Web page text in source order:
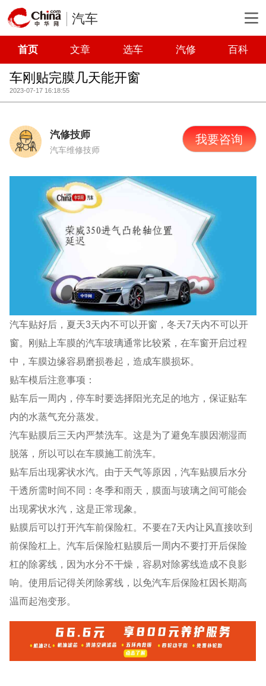
汽车
首页 文章 选车 汽修 百科
车刚贴完膜几天能开窗
2023-07-17 16:18:55
汽修技师
汽车维修技师
我要咨询
汽车贴好后，夏天3天内不可以开窗，冬天7天内不可以开
窗。刚贴上车膜的汽车玻璃通常比较紧，在车窗开启过程
中，车膜边缘容易磨损卷起，造成车膜损坏。
贴车模后注意事项：
贴车后一周内，停车时要选择阳光充足的地方，保证贴车
内的水蒸气充分蒸发。
汽车贴膜后三天内严禁洗车。这是为了避免车膜因潮湿而
脱落，所以可以在车膜施工前洗车。
贴车后出现雾状水汽。由于天气等原因，汽车贴膜后水分
干透所需时间不同：冬季和雨天，膜面与玻璃之间可能会
出现雾状水汽，这是正常现象。
贴膜后可以打开汽车前保险杠。不要在7天内让风直接吹到
前保险杠上。汽车后保险杠贴膜后一周内不要打开后保险
杠的除雾线，因为水分不干燥，容易对除雾线造成不良影
响。使用后记得关闭除雾线，以免汽车后保险杠因长期高
温而起泡变形。